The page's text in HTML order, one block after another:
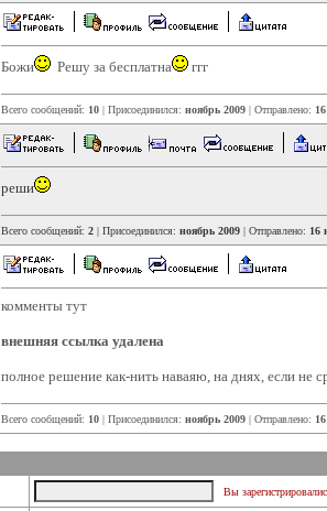
Божи Решу за бесплатна ггг
Всего сообщений: 10 | Присоединился: ноябрь 2009 | Отправлено:
реши
Всего сообщений: 2 | Присоединился: ноябрь 2009 | Отправлено: 16
комменты тут
внешняя ссылка удалена
полное решение как-нить наваяю, на днях, если не
Всего сообщений: 10 | Присоединился: ноябрь 2009 | Отправлено:
Вы